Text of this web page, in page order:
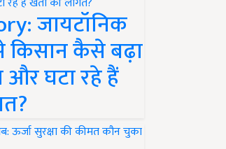
जायटॉनिक
किसान कैसे बढ़ा
और घटा रहे हैं